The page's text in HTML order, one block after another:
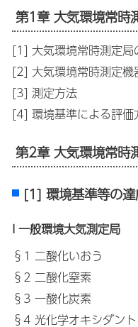
第1章 大気環境常時
[1] 大気環境常時測定局
[2] 大気環境常時測定機
[3] 測定方法
[4] 環境基準による評価
第2章 大気環境常時
[1] 環境基準等の
I 一般環境大気測定局
§1 二酸化いおう
§2 二酸化窒素
§3 一酸化炭素
§4 光化学オキシダント